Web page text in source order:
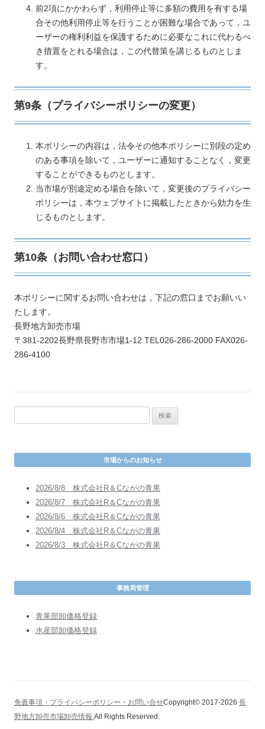
前2項にかかわらず，利用停止等に多額の費用を有する場
合その他利用停止等を行うことが困難な場合であって，ユ
ーザーの権利利益を保護するために必要なこれに代わるべ
き措置をとれる場合は，この代替策を講じるものとしま
す。
第9条（プライバシーポリシーの変更）
本ポリシーの内容は，法令その他本ポリシーに別段の定め
のある事項を除いて，ユーザーに通知することなく，変更
することができるものとします。
当市場が別途定める場合を除いて，変更後のプライバシー
ポリシーは，本ウェブサイトに掲載したときから効力を生
じるものとします。
第10条（お問い合わせ窓口）
本ポリシーに関するお問い合わせは，下記の窓口までお願いい
たします。
長野地方卸売市場
〒381-2202長野県長野市市場1-12 TEL026-286-2000 FAX026-
286-4100
市場からのお知らせ
2026/8/8 株式会社R＆Cながの青果
2026/8/7 株式会社R＆Cながの青果
2026/8/6 株式会社R＆Cながの青果
2026/8/4 株式会社R＆Cながの青果
2026/8/3 株式会社R＆Cながの青果
事務局管理
青果部卸価格登録
水産部卸価格登録
免責事項・プライバシーポリシー・お問い合せCopyright© 2017-2026 長
野地方卸売市場卸売情報 All Rights Reserved.